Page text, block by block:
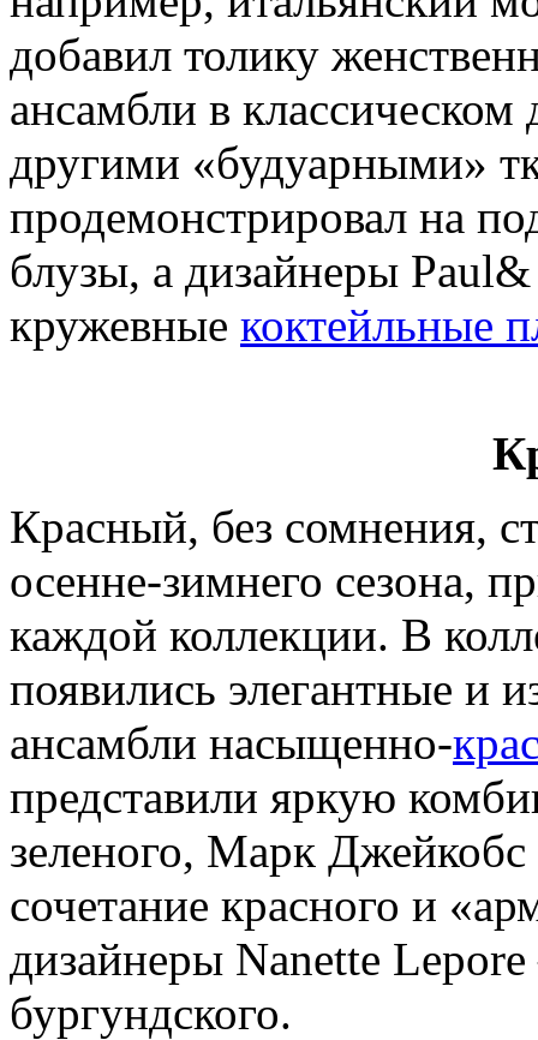
добавил толику
ансамбли в
другими «будуарными»
продемонстрировал на
блузы, а дизайнеры Paul&
кружевные коктейльные
Красный, без сомнения,
осенне-зимнего сезона,
каждой коллекции. В
появились элегантные и
ансамбли насыщенно-
представили яркую
зеленого, Марк
сочетание красного и
дизайнеры Nanette
бургундского.